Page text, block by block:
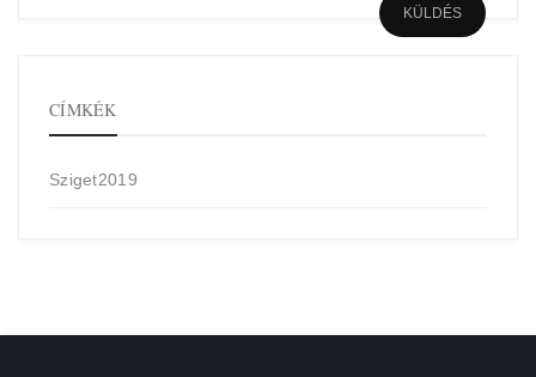
CÍMKÉK
Sziget2019